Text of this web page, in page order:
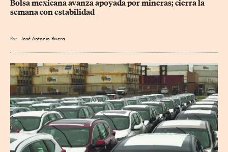
Bolsa mexicana avanza apoyada por mineras; cierra la
semana con estabilidad
Por José Antonio Rivera